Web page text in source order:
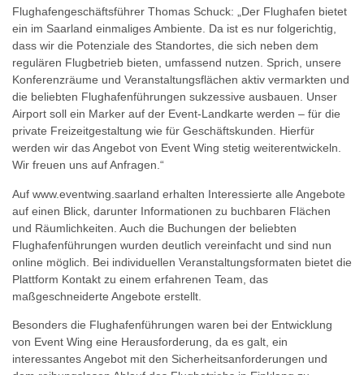
Flughafengeschäftsführer Thomas Schuck: „Der Flughafen bietet
ein im Saarland einmaliges Ambiente. Da ist es nur folgerichtig,
dass wir die Potenziale des Standortes, die sich neben dem
regulären Flugbetrieb bieten, umfassend nutzen. Sprich, unsere
Konferenzräume und Veranstaltungsflächen aktiv vermarkten und
die beliebten Flughafenführungen sukzessive ausbauen. Unser
Airport soll ein Marker auf der Event-Landkarte werden – für die
private Freizeitgestaltung wie für Geschäftskunden. Hierfür
werden wir das Angebot von Event Wing stetig weiterentwickeln.
Wir freuen uns auf Anfragen.“
Auf www.eventwing.saarland erhalten Interessierte alle Angebote
auf einen Blick, darunter Informationen zu buchbaren Flächen
und Räumlichkeiten. Auch die Buchungen der beliebten
Flughafenführungen wurden deutlich vereinfacht und sind nun
online möglich. Bei individuellen Veranstaltungsformaten bietet die
Plattform Kontakt zu einem erfahrenen Team, das
maßgeschneiderte Angebote erstellt.
Besonders die Flughafenführungen waren bei der Entwicklung
von Event Wing eine Herausforderung, da es galt, ein
interessantes Angebot mit den Sicherheitsanforderungen und